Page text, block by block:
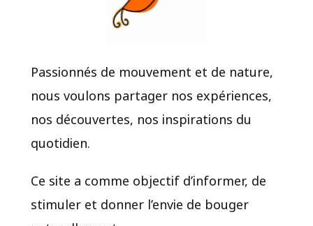
Passionnés de mouvement et de nature,
nous voulons partager nos expériences,
nos découvertes, nos inspirations du
quotidien.​
Ce site a comme objectif d’informer, de
stimuler et donner l’envie de bouger